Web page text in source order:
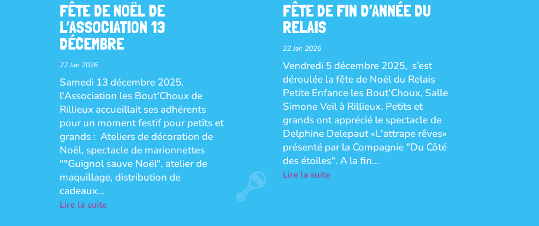
FÊTE DE NOËL DE
L’ASSOCIATION 13
DÉCEMBRE
22 Jan 2026
Samedi 13 décembre 2025,
l'Association les Bout'Choux de
Rillieux accueillait ses adhérents
pour un moment festif pour petits et
grands : Ateliers de décoration de
Noël, spectacle de marionnettes
""Guignol sauve Noël", atelier de
maquillage, distribution de
cadeaux...
Lire la suite
FÊTE DE FIN D’ANNÉE DU
RELAIS
22 Jan 2026
Vendredi 5 décembre 2025, s’est
déroulée la fête de Noël du Relais
Petite Enfance les Bout'Choux, Salle
Simone Veil à Rillieux. Petits et
grands ont apprécié le spectacle de
Delphine Delepaut «L'attrape rêves»
présenté par la Compagnie "Du Côté
des étoiles". A la fin...
Lire la suite